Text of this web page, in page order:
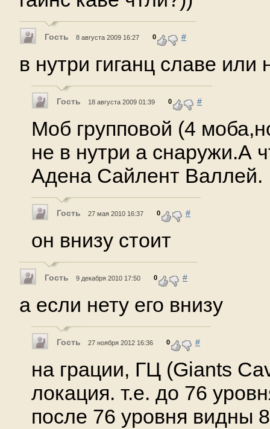
Гость 8 августа 2009 16:27 0 #
в нутри гиганц славе или
Гость 18 августа 2009 01:39 0 #
Моб групповой (4
не в нутри а снаружи.А
Адена Сайлент Валлей.
Гость 27 мая 2010 16:37 0 #
он внизу стоит
Гость 9 декабря 2010 17:50 0 #
а если нету его внизу
Гость 27 ноября 2012 16:36 0 #
на грации, ГЦ (Giants
локация. т.е. до 76
после 76 уровня видны